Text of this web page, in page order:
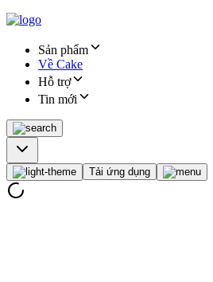
Sản phẩm
Về Cake
Hỗ trợ
Tin mới
Tải ứng dụng